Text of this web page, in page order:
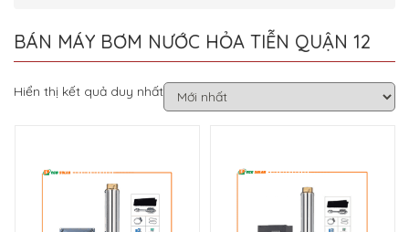
BÁN MÁY BƠM NƯỚC HỎA TIỄN QUẬN 12
Hiển thị kết quả duy nhất